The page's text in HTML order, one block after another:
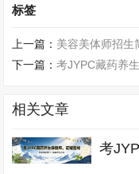
标签
上一篇： 美容美体师招生
下一篇：考JYPC藏药养
相关文章
考